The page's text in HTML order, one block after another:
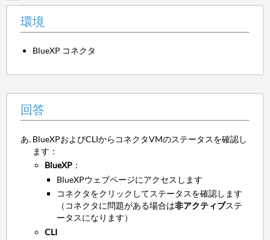
環境
BlueXP コネクタ
回答
BlueXPおよびCLIからコネクタVMのステータスを確認し
ます：
BlueXP ：
BlueXPウェブページにアクセスします
コネクタをクリックしてステータスを確認します
（コネクタに問題がある場合は非アクティブステ
ータスになります）
CLI